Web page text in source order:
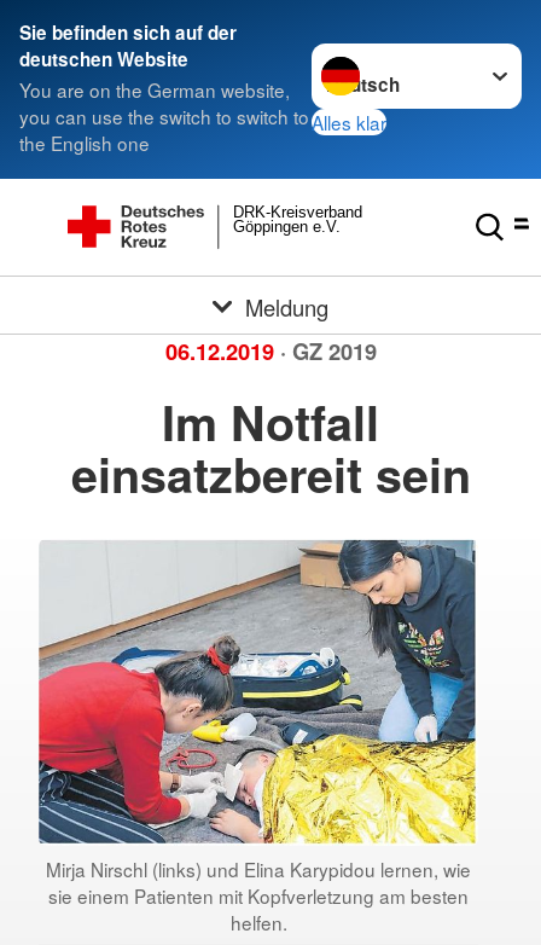
Sie befinden sich auf der
deutschen Website
You are on the German website,
you can use the switch to switch to
the English one
Sprache wechseln zu
Alles klar
Göppingen e.V.
DRK-Kreisverband
Meldung
06.12.2019 · GZ 2019
Im Notfall
einsatzbereit sein
Mirja Nirschl (links) und Elina Karypidou lernen, wie
sie einem Patienten mit Kopfverletzung am besten
helfen.